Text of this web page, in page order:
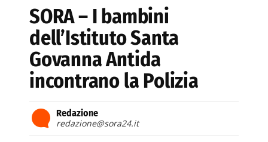
SORA – I bambini
dell’Istituto Santa
Govanna Antida
incontrano la Polizia
Redazione
redazione@sora24.it